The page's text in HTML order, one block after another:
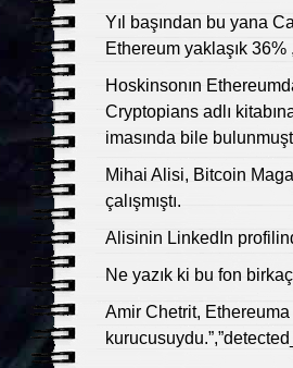
Yıl başından bu yana
Ethereum yaklaşık
Hoskinsonın
Cryptopians adlı
imasında bile
Mihai Alisi, Bitcoin
çalışmıştı.
Alisinin LinkedIn
Ne yazık ki bu fon
Amir Chetrit,